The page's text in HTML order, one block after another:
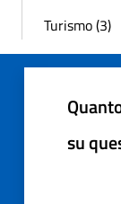
Turismo (3)
su